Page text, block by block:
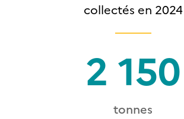
collectés en 2024
2 150
tonnes